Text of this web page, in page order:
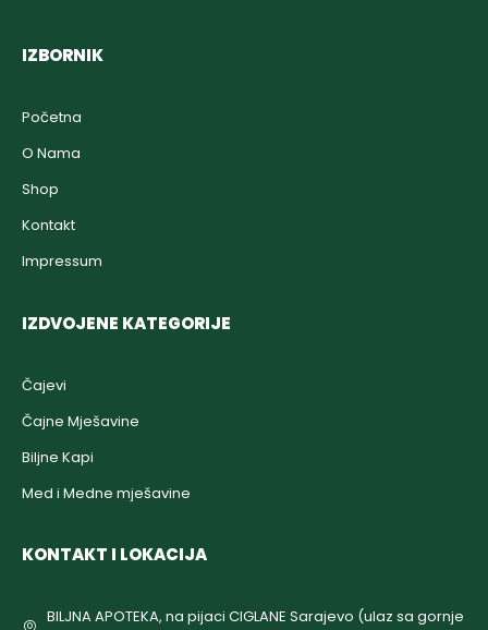
IZBORNIK
Početna
O Nama
Shop
Kontakt
Impressum
IZDVOJENE KATEGORIJE
Čajevi
Čajne Mješavine
Biljne Kapi
Med i Medne mješavine
KONTAKT I LOKACIJA
BILJNA APOTEKA, na pijaci CIGLANE Sarajevo (ulaz sa gornje